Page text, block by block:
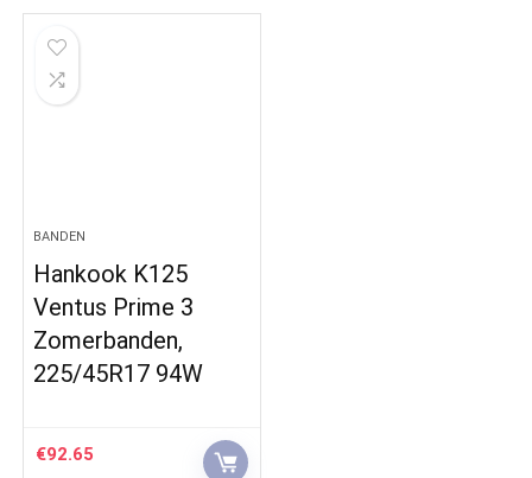
BANDEN
Hankook K125
Ventus Prime 3
Zomerbanden,
225/45R17 94W
€92.65